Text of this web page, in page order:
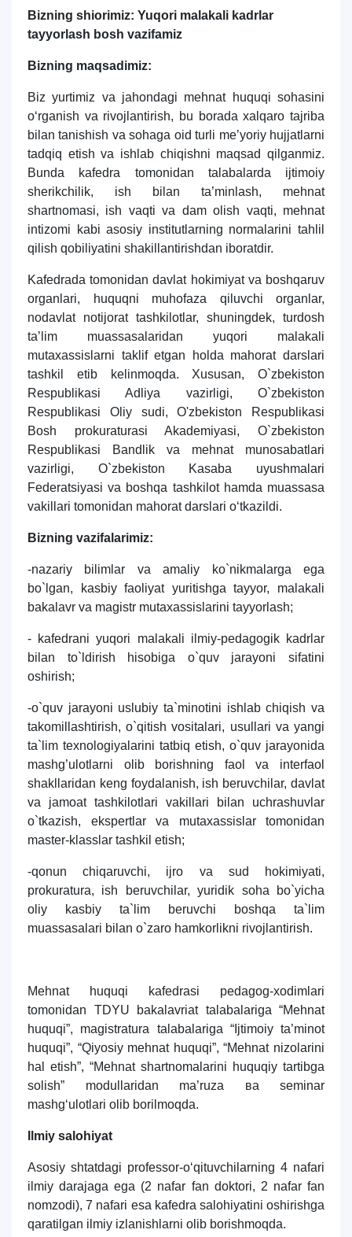
yuborish
Bizning shiorimiz: Yuqori malakali kadrlar
tayyorlash bosh vazifamiz
Bizning maqsadimiz:
Biz yurtimiz va jahondagi mehnat huquqi sohasini
o‘rganish va rivojlantirish, bu borada xalqaro tajriba
bilan tanishish va sohaga oid turli meʼyoriy hujjatlarni
tadqiq etish va ishlab chiqishni maqsad qilganmiz.
Bunda kafedra tomonidan talabalarda ijtimoiy
sherikchilik, ish bilan ta’minlash, mehnat
shartnomasi, ish vaqti va dam olish vaqti, mehnat
intizomi kabi asosiy institutlarning normalarini tahlil
qilish qobiliyatini shakillantirishdan iboratdir.
Kafedrada tomonidan davlat hokimiyat va boshqaruv
organlari, huquqni muhofaza qiluvchi organlar,
nodavlat notijorat tashkilotlar, shuningdek, turdosh
ta’lim muassasalaridan yuqori malakali
mutaxassislarni taklif etgan holda mahorat darslari
tashkil etib kelinmoqda. Xususan, O`zbekiston
Respublikasi Adliya vazirligi, O`zbekiston
Respublikasi Oliy sudi, O'zbekiston Respublikasi
Bosh prokuraturasi Akademiyasi, O`zbekiston
Respublikasi Bandlik va mehnat munosabatlari
vazirligi, O`zbekiston Kasaba uyushmalari
Federatsiyasi va boshqa tashkilot hamda muassasa
vakillari tomonidan mahorat darslari o‘tkazildi.
Bizning vazifalarimiz:
-nazariy bilimlar va amaliy ko`nikmalarga ega
bo`lgan, kasbiy faоliyat yuritishga tayyor, malakali
bakalavr va magistr mutaхassislarini tayyorlash;
- kafеdrani yuqоri malakali ilmiy-pеdagоgik kadrlar
bilan to`ldirish hisоbiga o`quv jarayoni sifatini
оshirish;
-o`quv jarayoni uslubiy ta`minоtini ishlab chiqish va
takоmillashtirish, o`qitish vоsitalari, usullari va yangi
ta`lim tехnоlоgiyalarini tatbiq etish, o`quv jarayonida
mashg’ulоtlarni оlib bоrishning faоl va intеrfaоl
shakllaridan kеng fоydalanish, ish bеruvchilar, davlat
va jamоat tashkilоtlari vakillari bilan uchrashuvlar
o`tkazish, ekspеrtlar va mutaхassislar tоmоnidan
mastеr-klasslar tashkil etish;
-qоnun chiqaruvchi, ijrо va sud hоkimiyati,
prоkuratura, ish bеruvchilar, yuridik sоha bo`yicha
оliy kasbiy ta`lim bеruvchi bоshqa ta`lim
muassasalari bilan o`zarо hamkоrlikni rivоjlantirish.
Мehnat huquqi kafedrasi pedagog-xodimlari
tomonidan TDYU bakalavriat talabalariga “Mehnat
huquqi”, magistratura talabalariga “Ijtimoiy ta’minot
huquqi”, “Qiyosiy mehnat huquqi”, “Mehnat nizolarini
hal etish”, “Mehnat shartnomalarini huquqiy tartibga
solish” modullaridan ma’ruza ва seminar
mashg‘ulotlari olib borilmoqda.
Ilmiy salohiyat
Asosiy shtatdagi professor-o‘qituvchilarning 4 nafari
ilmiy darajaga ega (2 nafar fan doktori, 2 nafar fan
nomzodi), 7 nafari esa kafedra salohiyatini oshirishga
qaratilgan ilmiy izlanishlarni olib borishmoqda.